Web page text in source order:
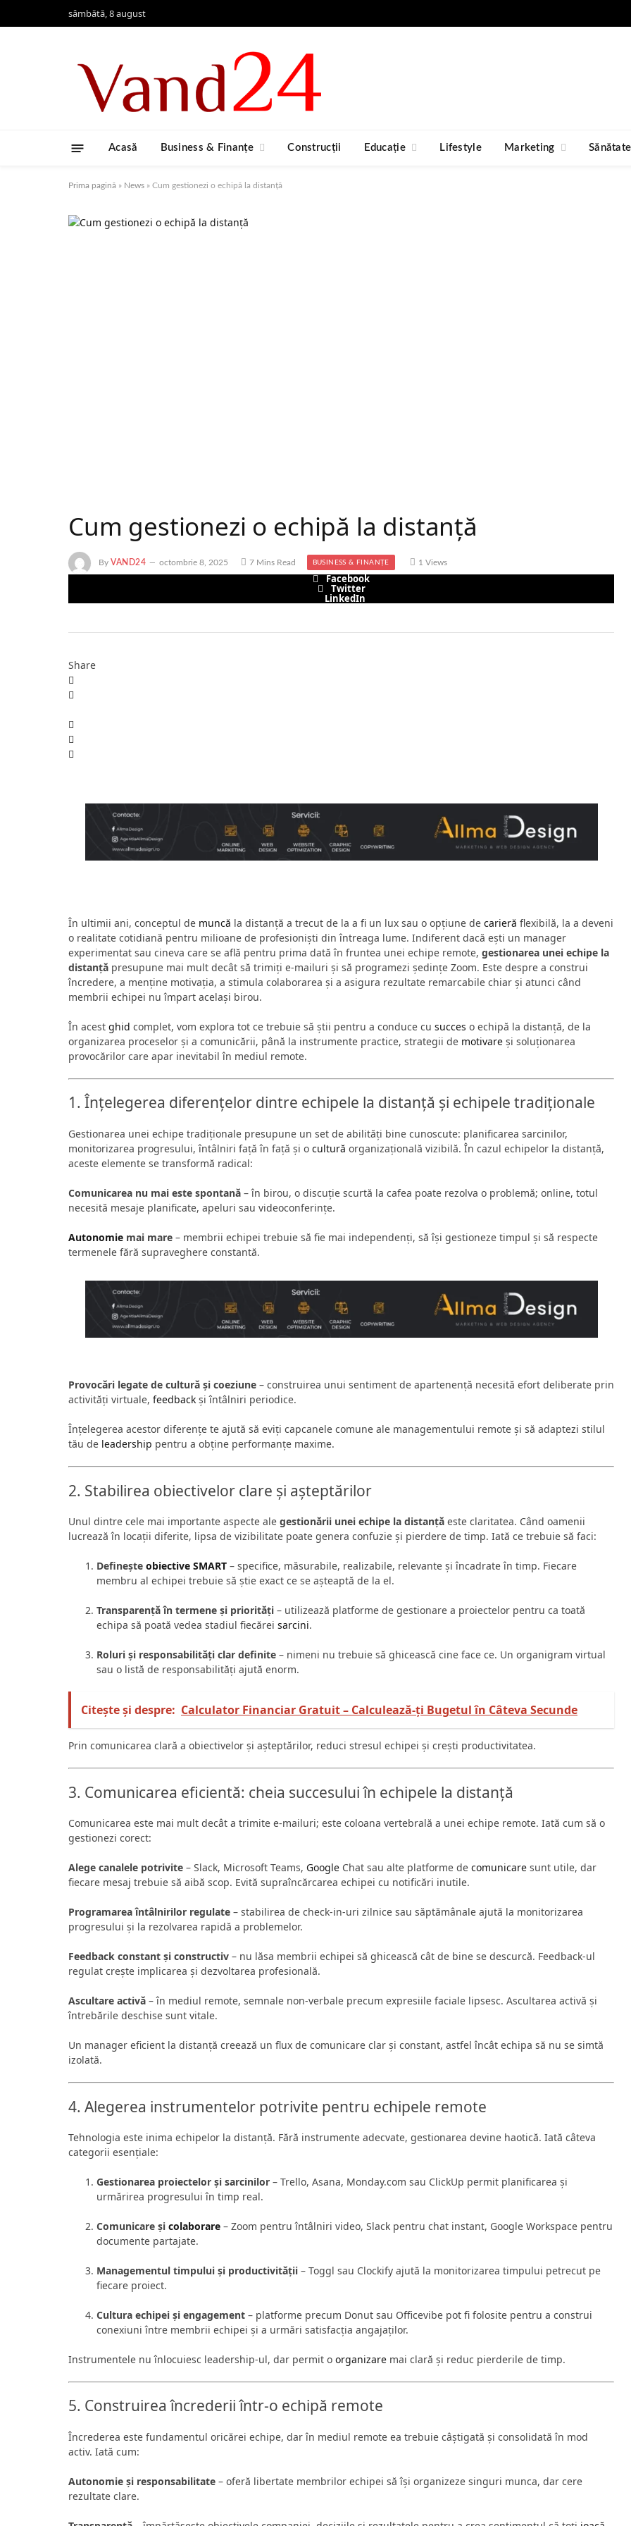
sâmbătă, 8 august
Acasă Business & Finanțe Construcții Educație Lifestyle Marketing Sănătate
Prima pagină » News » Cum gestionezi o echipă la distanță
Cum gestionezi o echipă la distanță
By VAND24 octombrie 8, 2025 7 Mins Read BUSINESS & FINANȚE 1 Views
Facebook
Twitter
LinkedIn
Share
În ultimii ani, conceptul de muncă la distanță a trecut de la a fi un lux sau o opțiune de carieră flexibilă, la a deveni
o realitate cotidiană pentru milioane de profesioniști din întreaga lume. Indiferent dacă ești un manager
experimentat sau cineva care se află pentru prima dată în fruntea unei echipe remote, gestionarea unei echipe la
distanță presupune mai mult decât să trimiți e-mailuri și să programezi ședințe Zoom. Este despre a construi
încredere, a menține motivația, a stimula colaborarea și a asigura rezultate remarcabile chiar și atunci când
membrii echipei nu împart același birou.
În acest ghid complet, vom explora tot ce trebuie să știi pentru a conduce cu succes o echipă la distanță, de la
organizarea proceselor și a comunicării, până la instrumente practice, strategii de motivare și soluționarea
provocărilor care apar inevitabil în mediul remote.
1. Înțelegerea diferențelor dintre echipele la distanță și echipele tradiționale
Gestionarea unei echipe tradiționale presupune un set de abilități bine cunoscute: planificarea sarcinilor,
monitorizarea progresului, întâlniri față în față și o cultură organizațională vizibilă. În cazul echipelor la distanță,
aceste elemente se transformă radical:
Comunicarea nu mai este spontană – în birou, o discuție scurtă la cafea poate rezolva o problemă; online, totul
necesită mesaje planificate, apeluri sau videoconferințe.
Autonomie mai mare – membrii echipei trebuie să fie mai independenți, să își gestioneze timpul și să respecte
termenele fără supraveghere constantă.
Provocări legate de cultură și coeziune – construirea unui sentiment de apartenență necesită efort deliberate prin
activități virtuale, feedback și întâlniri periodice.
Înțelegerea acestor diferențe te ajută să eviți capcanele comune ale managementului remote și să adaptezi stilul
tău de leadership pentru a obține performanțe maxime.
2. Stabilirea obiectivelor clare și așteptărilor
Unul dintre cele mai importante aspecte ale gestionării unei echipe la distanță este claritatea. Când oamenii
lucrează în locații diferite, lipsa de vizibilitate poate genera confuzie și pierdere de timp. Iată ce trebuie să faci:
Definește obiective SMART – specifice, măsurabile, realizabile, relevante și încadrate în timp. Fiecare
membru al echipei trebuie să știe exact ce se așteaptă de la el.
Transparență în termene și priorități – utilizează platforme de gestionare a proiectelor pentru ca toată
echipa să poată vedea stadiul fiecărei sarcini.
Roluri și responsabilități clar definite – nimeni nu trebuie să ghicească cine face ce. Un organigram virtual
sau o listă de responsabilități ajută enorm.
Citește și despre: Calculator Financiar Gratuit – Calculează-ți Bugetul în Câteva Secunde
Prin comunicarea clară a obiectivelor și așteptărilor, reduci stresul echipei și crești productivitatea.
3. Comunicarea eficientă: cheia succesului în echipele la distanță
Comunicarea este mai mult decât a trimite e-mailuri; este coloana vertebrală a unei echipe remote. Iată cum să o
gestionezi corect:
Alege canalele potrivite – Slack, Microsoft Teams, Google Chat sau alte platforme de comunicare sunt utile, dar
fiecare mesaj trebuie să aibă scop. Evită supraîncărcarea echipei cu notificări inutile.
Programarea întâlnirilor regulate – stabilirea de check-in-uri zilnice sau săptămânale ajută la monitorizarea
progresului și la rezolvarea rapidă a problemelor.
Feedback constant și constructiv – nu lăsa membrii echipei să ghicească cât de bine se descurcă. Feedback-ul
regulat crește implicarea și dezvoltarea profesională.
Ascultare activă – în mediul remote, semnale non-verbale precum expresiile faciale lipsesc. Ascultarea activă și
întrebările deschise sunt vitale.
Un manager eficient la distanță creează un flux de comunicare clar și constant, astfel încât echipa să nu se simtă
izolată.
4. Alegerea instrumentelor potrivite pentru echipele remote
Tehnologia este inima echipelor la distanță. Fără instrumente adecvate, gestionarea devine haotică. Iată câteva
categorii esențiale:
Gestionarea proiectelor și sarcinilor – Trello, Asana, Monday.com sau ClickUp permit planificarea și
urmărirea progresului în timp real.
Comunicare și colaborare – Zoom pentru întâlniri video, Slack pentru chat instant, Google Workspace pentru
documente partajate.
Managementul timpului și productivității – Toggl sau Clockify ajută la monitorizarea timpului petrecut pe
fiecare proiect.
Cultura echipei și engagement – platforme precum Donut sau Officevibe pot fi folosite pentru a construi
conexiuni între membrii echipei și a urmări satisfacția angajaților.
Instrumentele nu înlocuiesc leadership-ul, dar permit o organizare mai clară și reduc pierderile de timp.
5. Construirea încrederii într-o echipă remote
Încrederea este fundamentul oricărei echipe, dar în mediul remote ea trebuie câștigată și consolidată în mod
activ. Iată cum:
Autonomie și responsabilitate – oferă libertate membrilor echipei să își organizeze singuri munca, dar cere
rezultate clare.